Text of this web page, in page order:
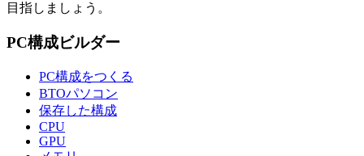
目指しましょう。
PC構成ビルダー
PC構成をつくる
BTOパソコン
保存した構成
CPU
GPU